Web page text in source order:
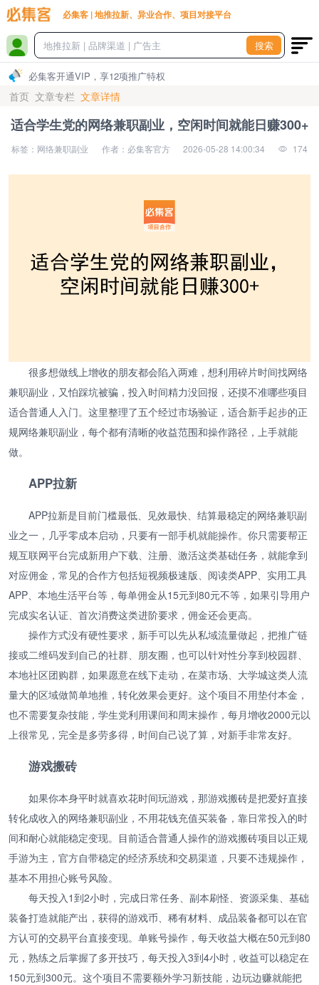
必集客 | 地推拉新、异业合作、项目对接平台
搜索
必集客开通VIP，享12项推广特权
首页 文章专栏 文章详情
适合学生党的网络兼职副业，空闲时间就能日赚300+
标签：网络兼职副业 作者：必集客官方 2026-05-28 14:00:34 174
很多想做线上增收的朋友都会陷入两难，想利用碎片时间找网络
兼职副业，又怕踩坑被骗，投入时间精力没回报，还摸不准哪些项目
适合普通人入门。这里整理了五个经过市场验证，适合新手起步的正
规网络兼职副业，每个都有清晰的收益范围和操作路径，上手就能
做。
APP拉新
APP拉新是目前门槛最低、见效最快、结算最稳定的网络兼职副
业之一，几乎零成本启动，只要有一部手机就能操作。你只需要帮正
规互联网平台完成新用户下载、注册、激活这类基础任务，就能拿到
对应佣金，常见的合作方包括短视频极速版、阅读类APP、实用工具
APP、本地生活平台等，每单佣金从15元到80元不等，如果引导用户
完成实名认证、首次消费这类进阶要求，佣金还会更高。
操作方式没有硬性要求，新手可以先从私域流量做起，把推广链
接或二维码发到自己的社群、朋友圈，也可以针对性分享到校园群、
本地社区团购群，如果愿意在线下走动，在菜市场、大学城这类人流
量大的区域做简单地推，转化效果会更好。这个项目不用垫付本金，
也不需要复杂技能，学生党利用课间和周末操作，每月增收2000元以
上很常见，完全是多劳多得，时间自己说了算，对新手非常友好。
游戏搬砖
如果你本身平时就喜欢花时间玩游戏，那游戏搬砖是把爱好直接
转化成收入的网络兼职副业，不用花钱充值买装备，靠日常投入的时
间和耐心就能稳定变现。目前适合普通人操作的游戏搬砖项目以正规
手游为主，官方自带稳定的经济系统和交易渠道，只要不违规操作，
基本不用担心账号风险。
每天投入1到2小时，完成日常任务、副本刷怪、资源采集、基础
装备打造就能产出，获得的游戏币、稀有材料、成品装备都可以在官
方认可的交易平台直接变现。单账号操作，每天收益大概在50元到80
元，熟练之后掌握了多开技巧，每天投入3到4小时，收益可以稳定在
150元到300元。这个项目不需要额外学习新技能，边玩边赚就能把